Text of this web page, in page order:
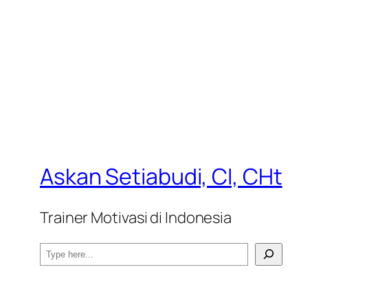
Askan Setiabudi, CI, CHt
Trainer Motivasi di Indonesia
S